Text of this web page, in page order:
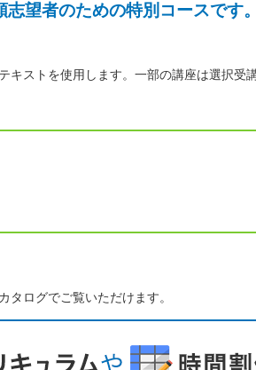
望者のための特別コースです。
ストを使用します。一部の講座は選択受
タログでご覧いただけます。